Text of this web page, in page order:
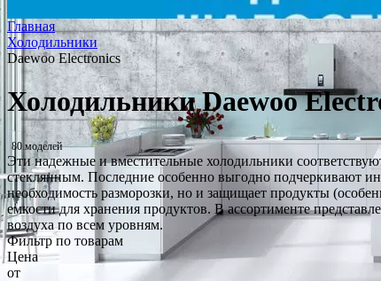
Главная
Холодильники
Daewoo Electronics
Холодильники Daewoo
80 моделей
Эти надежные и вместительные холодильники
стеклянным. Последние особенно выгодно подчеркивают
необходимость разморозки, но и защищает продукты
емкости для хранения продуктов. В ассортименте
воздуха по всем уровням.
Фильтр по товарам
Цена
от